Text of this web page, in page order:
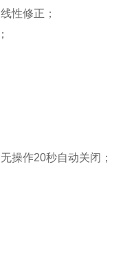
1720
性修正；
操作20秒自动关闭；